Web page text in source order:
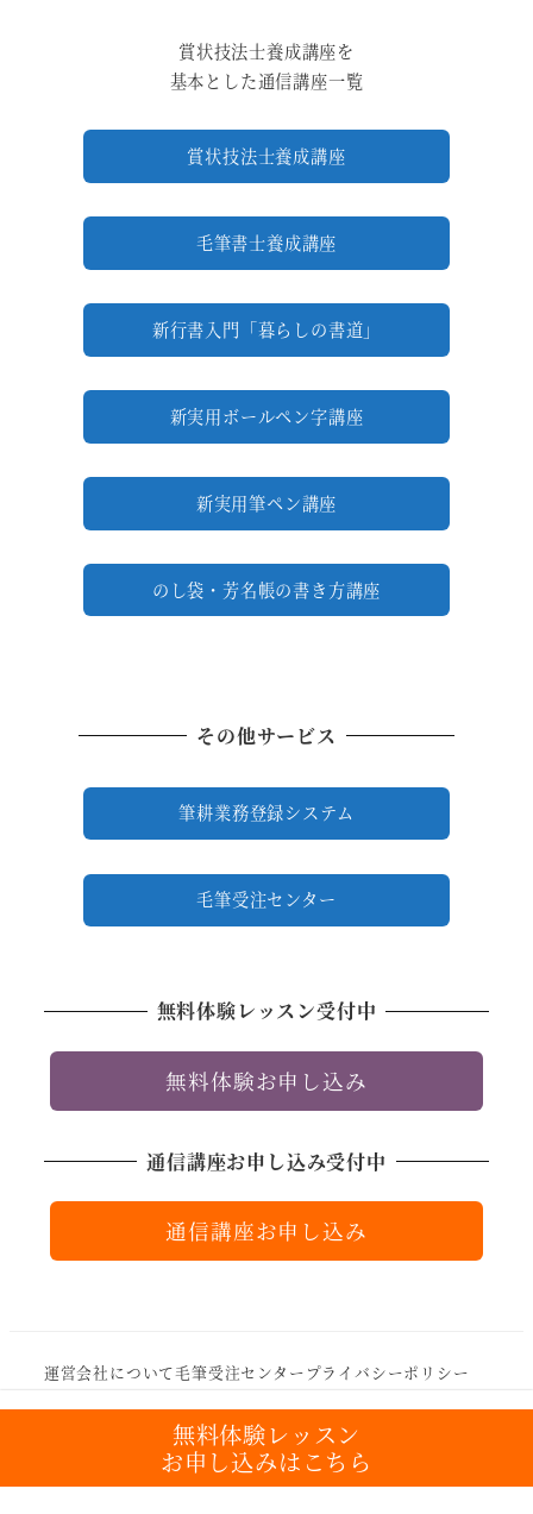
賞状技法士養成講座を
基本とした通信講座一覧
賞状技法士養成講座
毛筆書士養成講座
新行書入門「暮らしの書道」
新実用ボールペン字講座
新実用筆ペン講座
のし袋・芳名帳の書き方講座
その他サービス
筆耕業務登録システム
毛筆受注センター
無料体験レッスン受付中
無料体験お申し込み
通信講座お申し込み受付中
通信講座お申し込み
運営会社について毛筆受注センター プライバシーポリシー
Copyright © 日本賞状技法士協会
無料体験レッスン
お申し込みはこちら